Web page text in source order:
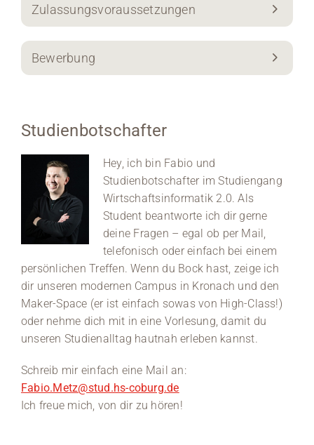
Zulassungsvoraussetzungen
Bewerbung
Studienbotschafter
Hey, ich bin Fabio und
Studienbotschafter im Studiengang
Wirtschaftsinformatik 2.0. Als
Student beantworte ich dir gerne
deine Fragen – egal ob per Mail,
telefonisch oder einfach bei einem
persönlichen Treffen. Wenn du Bock hast, zeige ich
dir unseren modernen Campus in Kronach und den
Maker-Space (er ist einfach sowas von High-Class!)
oder nehme dich mit in eine Vorlesung, damit du
unseren Studienalltag hautnah erleben kannst.
Schreib mir einfach eine Mail an:
Fabio.Metz@stud.hs-coburg.de
Ich freue mich, von dir zu hören!